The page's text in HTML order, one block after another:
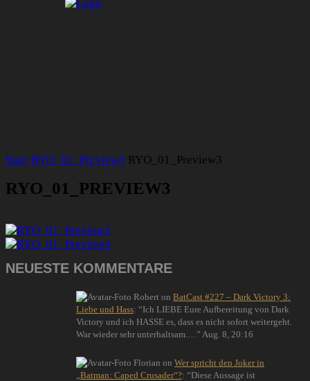
Start RYO_01_Preview3 RYO_01_Preview3
RYO_01_PREVIEW3
NEUESTE KOMMENTARE
Robert on BatCast #227 – Dark Victory 3:
Liebe und Hass: “Ich LIEBE Eure Aufbereitung von Dark
Victory und ich HASSE es, dass es nicht sofort weitergeht.
War wieder sehr unterhaltsam.… ” Aug. 8, 20:16
Florian on Wer spricht den Joker in
„Batman: Caped Crusader“?: “Diese Aussage ist